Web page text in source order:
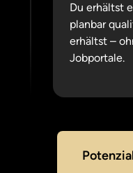
Du erhältst
planbar
erhältst –
Jobportale.